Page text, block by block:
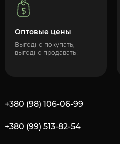
Оптовые цены
Выгодно покупать,
выгодно продавать!
+380 (98) 106-06-99
+380 (99) 513-82-54